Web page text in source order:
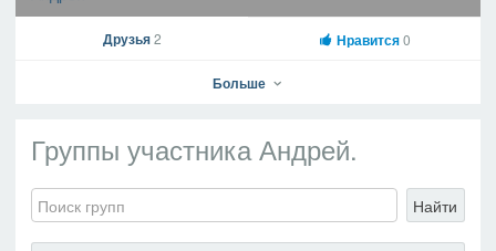
Андрей
На профиль
В друзья Фото Видео Написать сообщение
Друзья2 Нравится0
Больше
Группы участника Андрей.
Найти